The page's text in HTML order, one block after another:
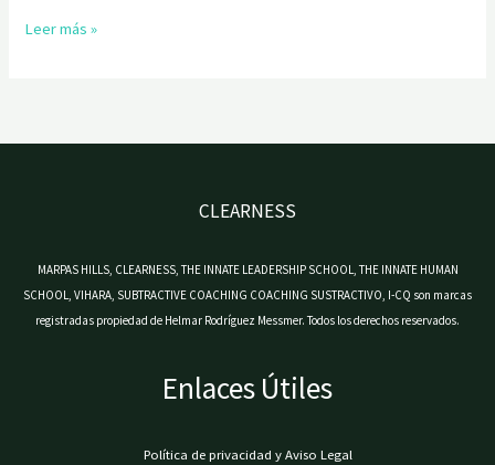
Leer más »
CLEARNESS
MARPAS HILLS, CLEARNESS, THE INNATE LEADERSHIP SCHOOL, THE INNATE HUMAN
SCHOOL, VIHARA, SUBTRACTIVE COACHING COACHING SUSTRACTIVO, I-CQ son marcas
registradas propiedad de Helmar Rodríguez Messmer. Todos los derechos reservados.
Enlaces Útiles
Política de privacidad y Aviso Legal